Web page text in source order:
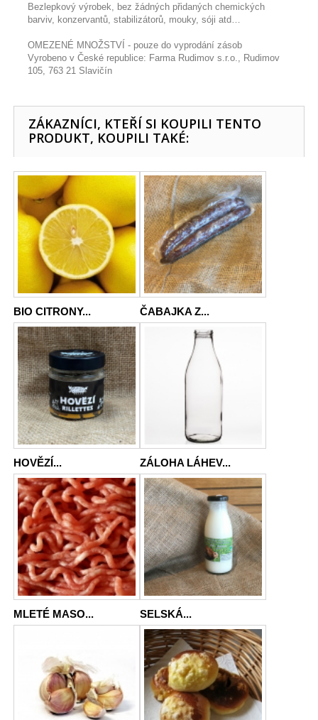
Bezlepkový výrobek, bez žádných přidaných chemických
barviv, konzervantů, stabilizátorů, mouky, sóji atd…
OMEZENÉ MNOŽSTVÍ - pouze do vyprodání zásob
Vyrobeno v České republice: Farma Rudimov s.r.o., Rudimov
105, 763 21 Slavičín
ZÁKAZNÍCI, KTEŘÍ SI KOUPILI TENTO
PRODUKT, KOUPILI TAKÉ:
BIO CITRONY... ČABAJKA Z...
HOVĚZÍ... ZÁLOHA LÁHEV...
MLETÉ MASO... SELSKÁ...